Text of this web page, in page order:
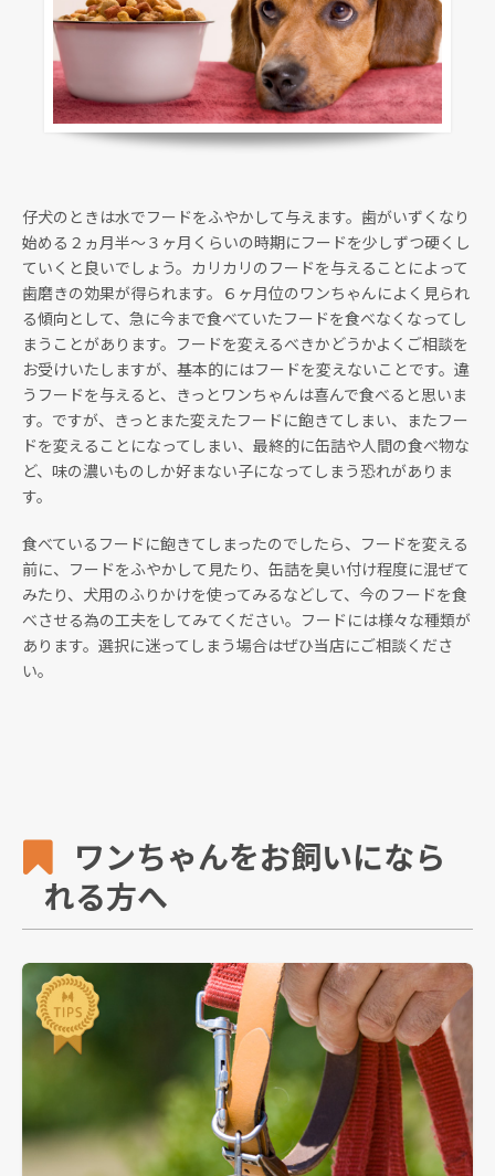
仔犬のときは水でフードをふやかして与えます。歯がいずくなり
始める２ヵ月半～３ヶ月くらいの時期にフードを少しずつ硬くし
ていくと良いでしょう。カリカリのフードを与えることによって
歯磨きの効果が得られます。６ヶ月位のワンちゃんによく見られ
る傾向として、急に今まで食べていたフードを食べなくなってし
まうことがあります。フードを変えるべきかどうかよくご相談を
お受けいたしますが、基本的にはフードを変えないことです。違
うフードを与えると、きっとワンちゃんは喜んで食べると思いま
す。ですが、きっとまた変えたフードに飽きてしまい、またフー
ドを変えることになってしまい、最終的に缶詰や人間の食べ物な
ど、味の濃いものしか好まない子になってしまう恐れがありま
す。
食べているフードに飽きてしまったのでしたら、フードを変える
前に、フードをふやかして見たり、缶詰を臭い付け程度に混ぜて
みたり、犬用のふりかけを使ってみるなどして、今のフードを食
べさせる為の工夫をしてみてください。フードには様々な種類が
あります。選択に迷ってしまう場合はぜひ当店にご相談くださ
い。
ワンちゃんをお飼いになら
れる方へ